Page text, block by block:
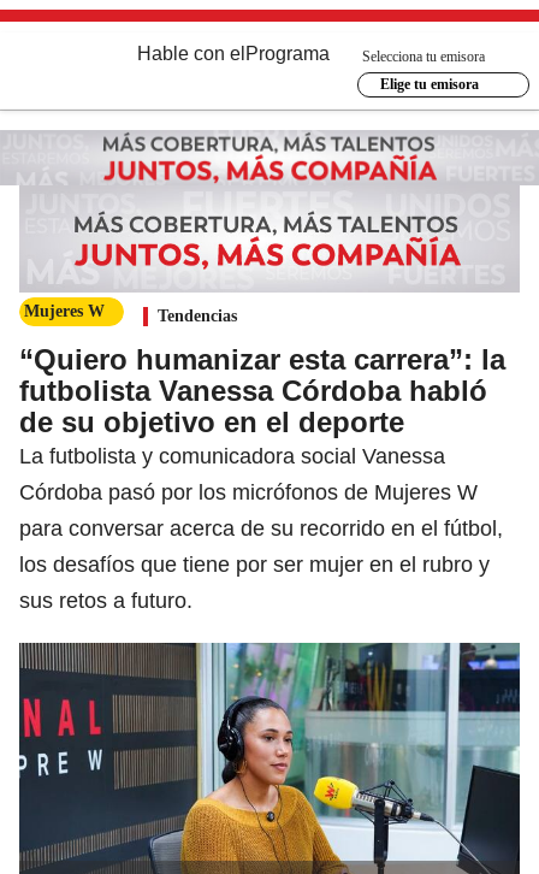
Hable con el Programa
Selecciona tu emisora
Elige tu emisora
Mujeres W Tendencias
“Quiero humanizar esta carrera”: la
futbolista Vanessa Córdoba habló
de su objetivo en el deporte
La futbolista y comunicadora social Vanessa
Córdoba pasó por los micrófonos de Mujeres W
para conversar acerca de su recorrido en el fútbol,
los desafíos que tiene por ser mujer en el rubro y
sus retos a futuro.